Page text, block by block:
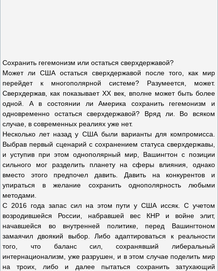
Сохранить гегемонизм или остаться сверхдержавой?
Может ли США остаться сверхдержавой после того, как мир
перейдет к многополярной системе? Разумеется, может.
Сверхдержав, как показывает XX век, вполне может быть более
одной. А в состоянии ли Америка сохранить гегемонизм и
одновременно остаться сверхдержавой? Вряд ли. Во всяком
случае, в современных реалиях уже нет.
Несколько лет назад у США были варианты для компромисса.
Выбрав первый сценарий с сохранением статуса сверхдержавы,
и уступив при этом однополярный мир, Вашингтон с позиции
сильного мог разделить планету на сферы влияния, однако
вместо этого предпочел давить. Давить на конкурентов и
упираться в желание сохранить однополярность любыми
методами.
С 2016 года запас сил на этом пути у США иссяк. С учетом
возродившейся России, набравшей вес КНР и войне элит,
начавшейся во внутренней политике, перед Вашингтоном
замаячил двоякий выбор. Либо адаптироваться к реальности
того, что баланс сил, сохранявший либеральный
интернационализм, уже разрушен, и в этом случае поделить мир
на троих, либо и далее пытаться сохранить затухающий